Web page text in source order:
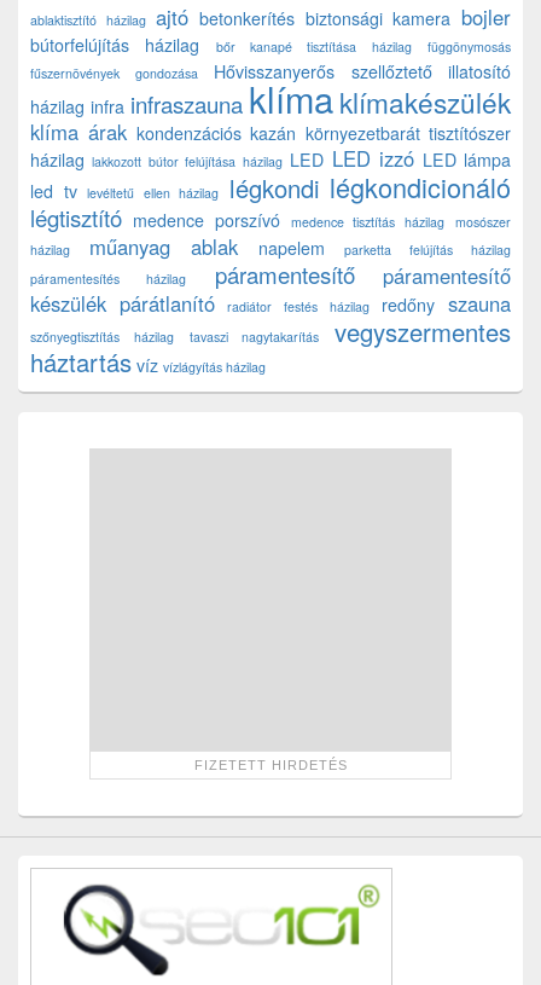
ablaktisztító házilag ajtó betonkerítés biztonsági kamera bojler
bútorfelújítás házilag bőr kanapé tisztítása házilag
függönymosás
fűszernövények gondozása
Hővisszanyerős szellőztető
illatosító
házilag infra infraszauna klímaklímakészülék
klíma árak kondenzációs kazán környezetbarát tisztítószer
házilag lakkozott bútor felújítása házilag LED LED izzó LED lámpa
led tv levéltetű ellen házilag légkondi légkondicionáló
légtisztító medence porszívó medence tisztítás házilag
mosószer
házilag
műanyag ablak napelem
parketta felújítás házilag
páramentesítés házilag
páramentesítő
páramentesítő
készülék párátlanító radiátor festés házilag redőny szauna
szőnyegtisztítás házilag tavaszi nagytakarítás
vegyszermentes
háztartás víz vízlágyítás házilag